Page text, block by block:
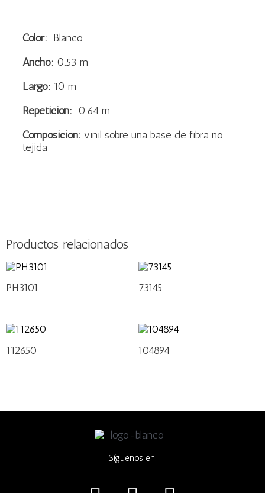
Color: Blanco
Ancho: 0.53 m
Largo: 10 m
Repetición: 0.64 m
Composición: vinil sobre una base de fibra no
tejida
Productos relacionados
PH3101 73145
112650 104894
Síguenos en:
I
F
W